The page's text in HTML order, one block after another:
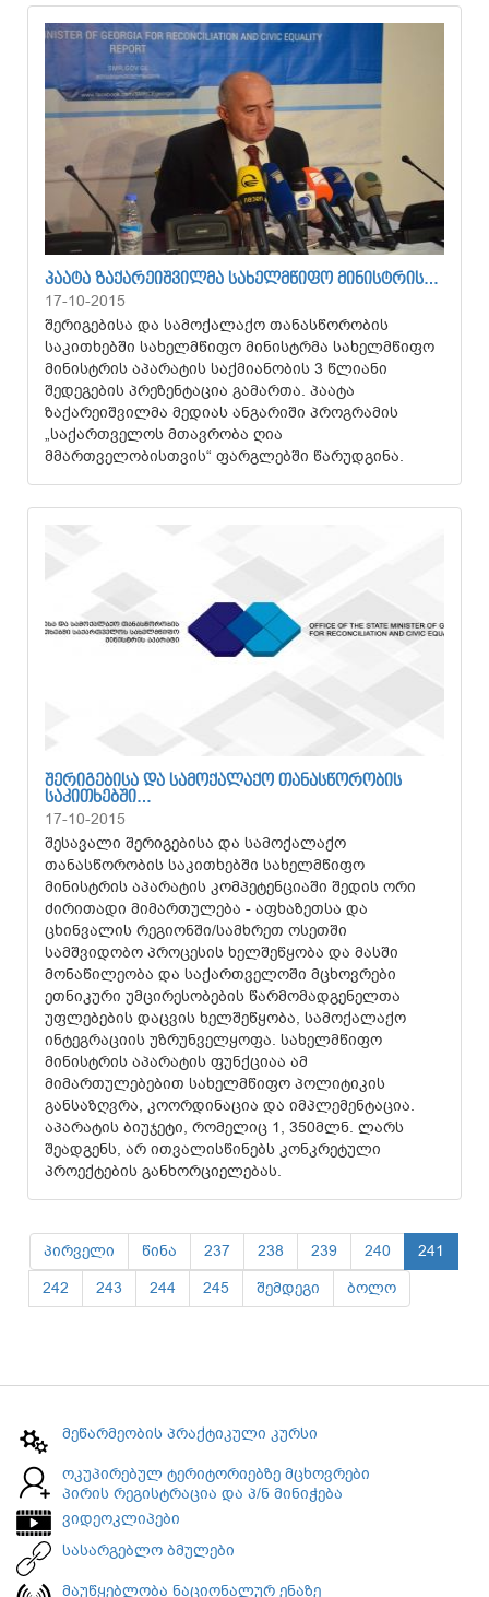
ᲞᲐᲐᲢᲐ ᲖᲐᲥᲐᲠᲔᲘᲨᲕᲘᲚᲛᲐ ᲡᲐᲮᲔᲚᲛᲬᲘᲤᲝ ᲛᲘᲜᲘᲡᲢᲠᲘᲡ…
17-10-2015
შერიგებისა და სამოქალაქო თანასწორობის
საკითხებში სახელმწიფო მინისტრმა სახელმწიფო
მინისტრის აპარატის საქმიანობის 3 წლიანი
შედეგების პრეზენტაცია გამართა. პაატა
ზაქარეიშვილმა მედიას ანგარიში პროგრამის
„საქართველოს მთავრობა ღია
მმართველობისთვის“ ფარგლებში წარუდგინა.
ᲨᲔᲠᲘᲒᲔᲑᲘᲡᲐ ᲓᲐ ᲡᲐᲛᲝᲥᲐᲚᲐᲥᲝ ᲗᲐᲜᲐᲡᲬᲝᲠᲝᲑᲘᲡ
ᲡᲐᲙᲘᲗᲮᲔᲑᲨᲘ…
17-10-2015
შესავალი შერიგებისა და სამოქალაქო
თანასწორობის საკითხებში სახელმწიფო
მინისტრის აპარატის კომპეტენციაში შედის ორი
ძირითადი მიმართულება - აფხაზეთსა და
ცხინვალის რეგიონში/სამხრეთ ოსეთში
სამშვიდობო პროცესის ხელშეწყობა და მასში
მონაწილეობა და საქართველოში მცხოვრები
ეთნიკური უმცირესობების წარმომადგენელთა
უფლებების დაცვის ხელშეწყობა, სამოქალაქო
ინტეგრაციის უზრუნველყოფა. სახელმწიფო
მინისტრის აპარატის ფუნქციაა ამ
მიმართულებებით სახელმწიფო პოლიტიკის
განსაზღვრა, კოორდინაცია და იმპლემენტაცია.
აპარატის ბიუჯეტი, რომელიც 1, 350მლნ. ლარს
შეადგენს, არ ითვალისწინებს კონკრეტული
პროექტების განხორციელებას.
პირველი წინა 237 238 239 240
241
242
243 244 245 შემდეგი ბოლო
მეწარმეობის პრაქტიკული კურსი
ოკუპირებულ ტერიტორიებზე მცხოვრები
პირის რეგისტრაცია და პ/ნ მინიჭება
ვიდეოკლიპები
სასარგებლო ბმულები
მაუწყებლობა ნაციონალურ ენაზე